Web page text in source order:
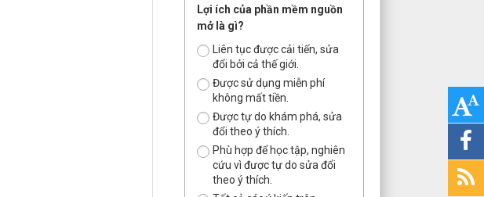
Lợi ích của phần mềm nguồn
mở là gì?
Liên tục được cải tiến, sửa
đổi bởi cả thế giới.
Được sử dụng miễn phí
không mất tiền.
Được tự do khám phá, sửa
đổi theo ý thích.
Phù hợp để học tập, nghiên
cứu vì được tự do sửa đổi
theo ý thích.